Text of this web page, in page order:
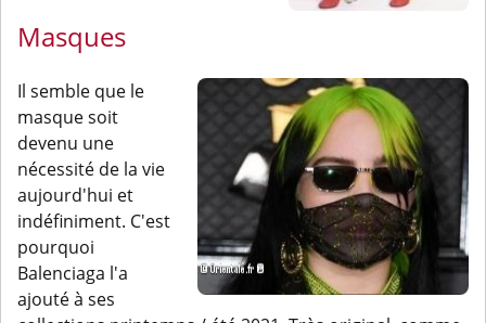
Masques
Il semble que le
masque soit
devenu une
nécessité de la vie
aujourd'hui et
indéfiniment. C'est
pourquoi
Balenciaga l'a
ajouté à ses